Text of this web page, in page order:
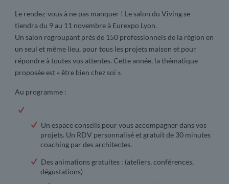
Le rendez-vous à ne pas manquer ! Le salon du Viving se
tiendra du 9 au 11 novembre à Eurexpo Lyon.
Un salon regroupant près de 150 professionnels de la région en
un seul et même lieu, pour tous les projets maison et pour
répondre à toutes vos attentes. Cette année, la thématique
proposée est « être bien chez soi ».
Au programme :
Un espace conseils pour vous accompagner dans vos
projets. Un RDV personnalisé et gratuit de 30 minutes
coaching par des architectes.
Des animations gratuites : (ateliers, conférences,
dégustations)